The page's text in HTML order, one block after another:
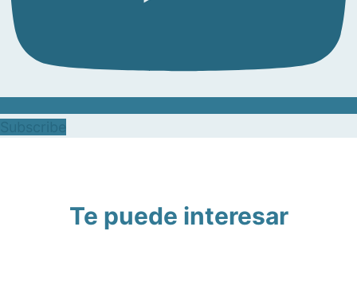
Te puede interesar